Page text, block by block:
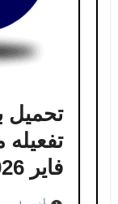
تحميل
تفعيله
فاير 2026